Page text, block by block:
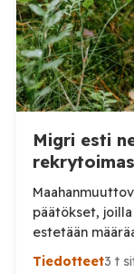
Migri esti
päätökset,
estetään
ulkomailta
Tiedotteet3 t